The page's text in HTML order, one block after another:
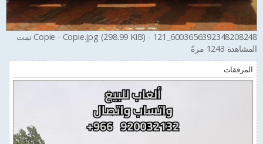
6003656392348208248_121 - Copie - Copie.jpg (298.99 KiB) تمت
المشاهدة 1243 مرةً
المرفقات